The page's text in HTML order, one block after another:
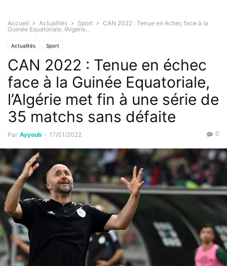
Accueil Actualités Sport
CAN 2022 : Tenue en échec face à la
Guinée Equatoriale, l’Algérie...
Actualités Sport
CAN 2022 : Tenue en échec
face à la Guinée Equatoriale,
l’Algérie met fin à une série de
35 matchs sans défaite
Par Ayyoub - 17/01/2022 0